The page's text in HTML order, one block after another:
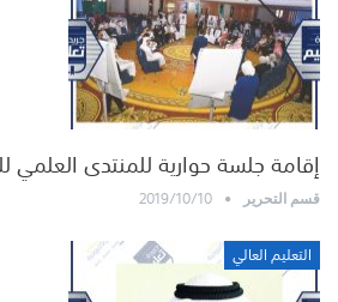
إقامة جلسة حوارية للمنتدى العلمي
قسم التحرير 2019/10/10
التعليم العالي